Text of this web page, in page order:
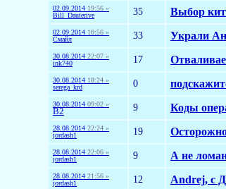
02.09.2014 19:56 »
Bill_Dauterive
35 Выбор
02.09.2014 10:56 »
Смайл
33 Украли
30.08.2014 22:07 »
ink740
17
30.08.2014 18:24 »
serega_krd
0
30.08.2014 09:02 »
B2 9 Коды
28.08.2014 22:24 »
jordash1
19
28.08.2014 22:06 »
jordash1
9 А не
28.08.2014 21:56 »
jordash1
12 Andrej, с